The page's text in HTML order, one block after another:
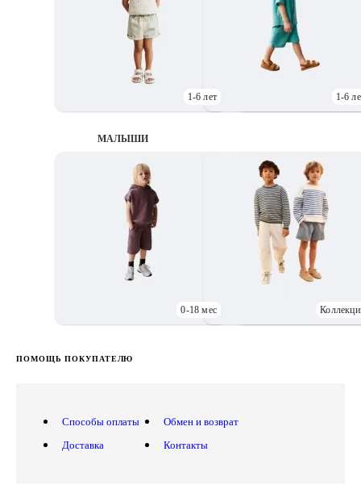
1-6 лет 1-6
МАЛЫШИ
0-18 мес
ПОМОЩЬ ПОКУПАТЕЛЮ
Способы оплаты
Доставка
Обмен и возврат
Контакты